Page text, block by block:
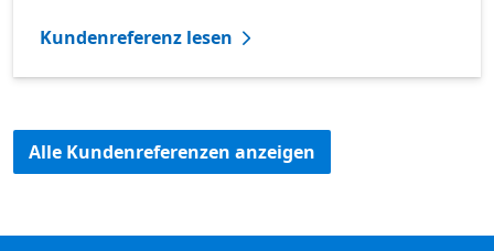
Kundenreferenz lesen
Alle Kundenreferenzen anzeigen